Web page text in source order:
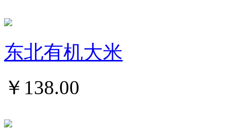
东北有机大米
￥ 138.00